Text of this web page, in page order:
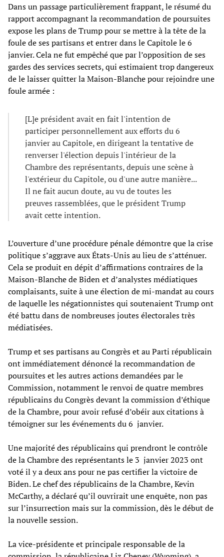
Dans un passage particulièrement frappant, le résumé du
rapport accompagnant la recommandation de poursuites
expose les plans de Trump pour se mettre à la tête de la
foule de ses partisans et entrer dans le Capitole le 6
janvier. Cela ne fut empêché que par l’opposition de ses
gardes des services secrets, qui estimaient trop dangereux
de le laisser quitter la Maison-Blanche pour rejoindre une
foule armée :
[L]e président avait en fait l'intention de
participer personnellement aux efforts du 6
janvier au Capitole, en dirigeant la tentative de
renverser l'élection depuis l'intérieur de la
Chambre des représentants, depuis une scène à
l'extérieur du Capitole, ou d'une autre manière...
Il ne fait aucun doute, au vu de toutes les
preuves rassemblées, que le président Trump
avait cette intention.
L’ouverture d’une procédure pénale démontre que la crise
politique s’aggrave aux États-Unis au lieu de s’atténuer.
Cela se produit en dépit d’affirmations contraires de la
Maison-Blanche de Biden et d’analystes médiatiques
complaisants, suite à une élection de mi-mandat au cours
de laquelle les négationnistes qui soutenaient Trump ont
été battu dans de nombreuses joutes électorales très
médiatisées.
Trump et ses partisans au Congrès et au Parti républicain
ont immédiatement dénoncé la recommandation de
poursuites et les autres actions demandées par le
Commission, notamment le renvoi de quatre membres
républicains du Congrès devant la commission d’éthique
de la Chambre, pour avoir refusé d’obéir aux citations à
témoigner sur les événements du 6 janvier.
Une majorité des républicains qui prendront le contrôle
de la Chambre des représentants le 3 janvier 2023 ont
voté il y a deux ans pour ne pas certifier la victoire de
Biden. Le chef des républicains de la Chambre, Kevin
McCarthy, a déclaré qu’il ouvrirait une enquête, non pas
sur l’insurrection mais sur la commission, dès le début de
la nouvelle session.
La vice-présidente et principale responsable de la